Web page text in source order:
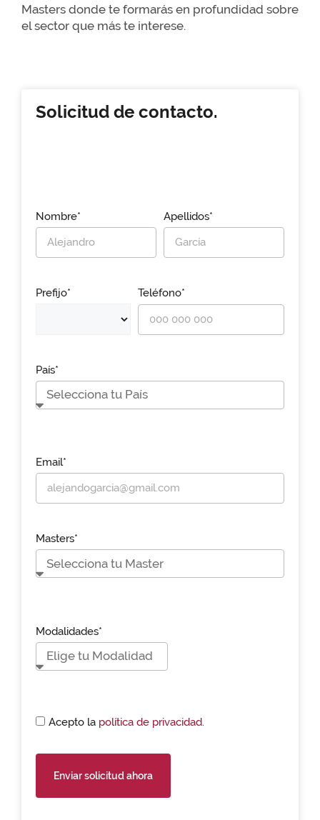
Masters donde te formarás en profundidad sobre
el sector que más te interese.
Solicitud de contacto.
Nombre* Apellidos*
Prefijo* Teléfono*
País*
Email*
Masters*
Modalidades*
Acepto la política de privacidad.
Enviar solicitud ahora